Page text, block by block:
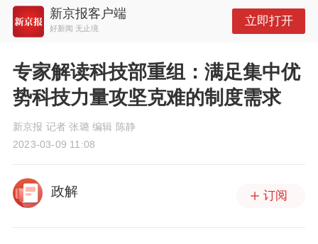
新京报客户端
好新闻 无止境
立即打开
专家解读科技部重组：满足集中优
势科技力量攻坚克难的制度需求
新京报 记者 张璐 编辑 陈静
2023-03-09 11:08
政解 订阅